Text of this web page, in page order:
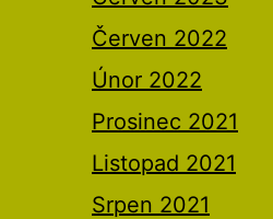
Červen 2022
Únor 2022
Prosinec 2021
Listopad 2021
Srpen 2021